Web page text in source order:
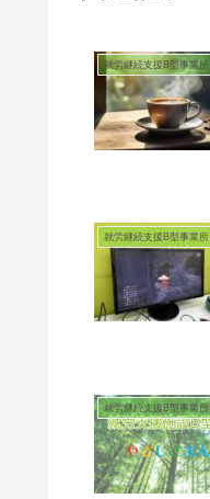
就労継続支援B型事業所
就労継続支援B型事業所
就労継続支援B型事業所